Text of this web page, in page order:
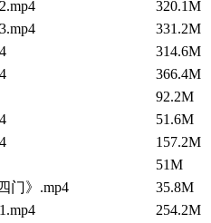
320.1M
331.2M
314.6M
366.4M
92.2M
51.6M
157.2M
51M
门》.mp4
35.8M
254.2M